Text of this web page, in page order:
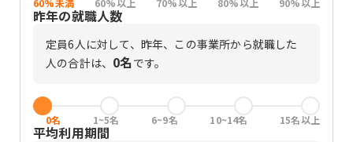
60%未満 60%以上 70%以上 80%以上 90%以上
昨年の就職人数
定員6人に対して、昨年、この事業所から就職した
人の合計は、 0名 です。
0名 1~5名 6~9名 10~14名 15名以上
平均利用期間